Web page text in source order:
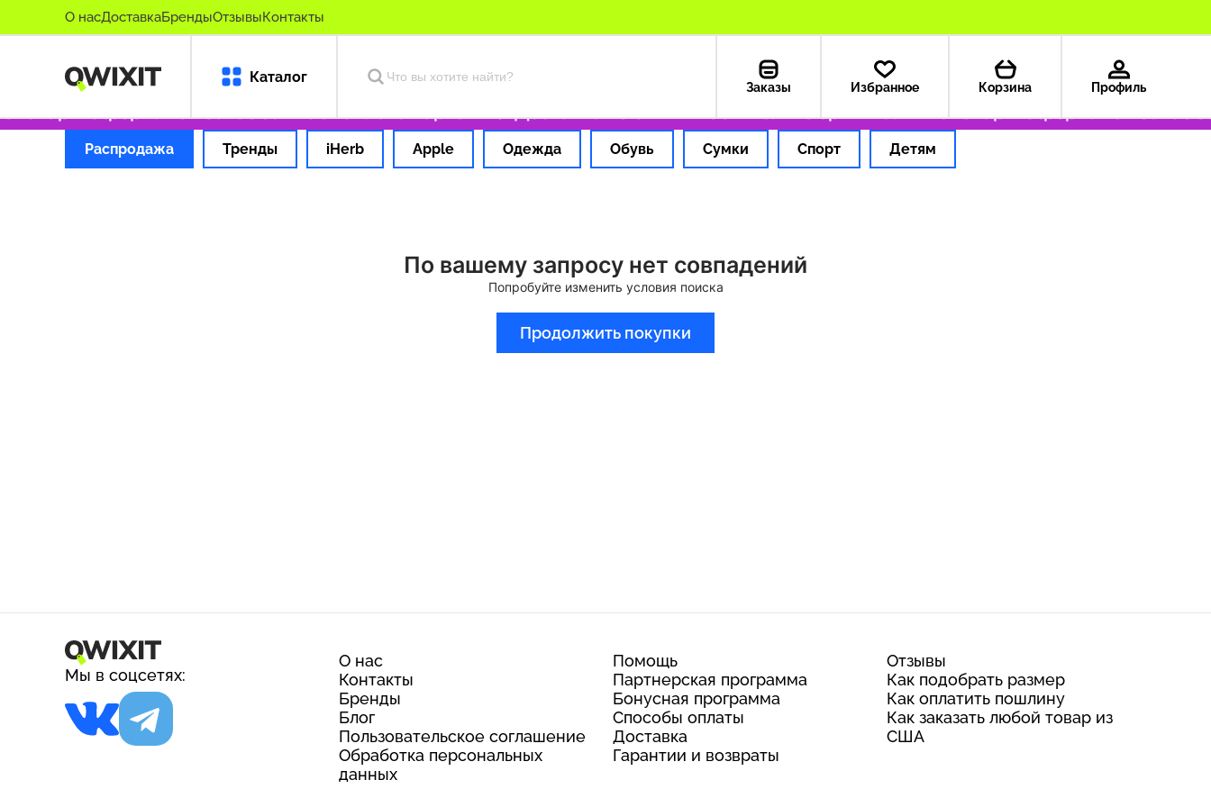
О насДоставкаБрендыОтзывыКонтакты
Каталог
Заказы Избранное Корзина Профиль
товары Оформляем заказ за 1 час Оплата картой РФ Доставка из США — 199 ₽ Только оригинальные товары Оформляем заказ за
Распродажа Тренды iHerb Apple Одежда Обувь Сумки Спорт Детям
По вашему запросу нет совпадений
Попробуйте изменить условия поиска
Продолжить покупки
Мы в соцсетях:
О нас
Контакты
Бренды
Блог
Пользовательское соглашение
Обработка персональных
данных
Помощь
Партнерская программа
Бонусная программа
Способы оплаты
Доставка
Гарантии и возвраты
Отзывы
Как подобрать размер
Как оплатить пошлину
Как заказать любой товар из
США